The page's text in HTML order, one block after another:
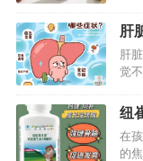
说
入
肝
肝
觉
会
了
改
纽
吗
在
的